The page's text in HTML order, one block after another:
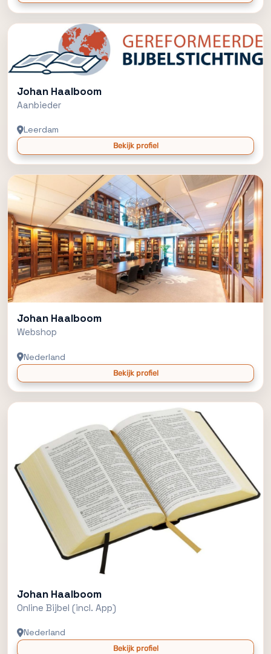
Johan Haalboom
Aanbieder
Leerdam
Bekijk profiel
Johan Haalboom
Webshop
Nederland
Bekijk profiel
Johan Haalboom
Online Bijbel (incl. App)
Nederland
Bekijk profiel